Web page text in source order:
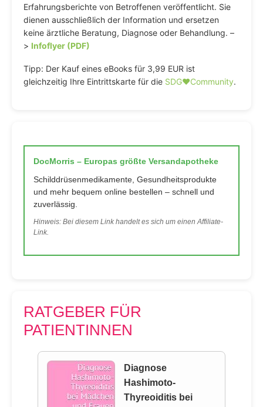
Erfahrungsberichte von Betroffenen veröffentlicht. Sie
dienen ausschließlich der Information und ersetzen
keine ärztliche Beratung, Diagnose oder Behandlung. –
> Infoflyer (PDF)
Tipp: Der Kauf eines eBooks für 3,99 EUR ist
gleichzeitig Ihre Eintrittskarte für die SDG♥️Community.
DocMorris – Europas größte Versandapotheke
Schilddrüsenmedikamente, Gesundheitsprodukte
und mehr bequem online bestellen – schnell und
zuverlässig.
Hinweis: Bei diesem Link handelt es sich um einen Affiliate-
Link.
RATGEBER FÜR
PATIENTINNEN
Diagnose
Hashimoto-
Thyreoiditis bei